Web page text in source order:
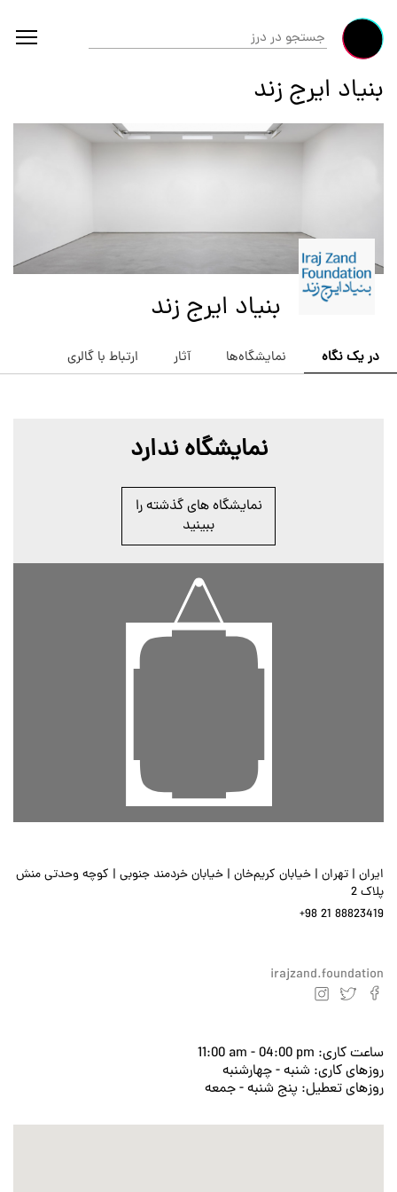
بنیاد ایرج زند
بنیاد ایرج زند
در یک نگاه نمایشگاه‌ها آثار ارتباط با گالری
نمایشگاه ندارد
نمایشگاه های گذشته را
ببینید
ایران | تهران | خیابان کریم‌خان | خیابان خردمند جنوبی | کوچه وحدتی منش
پلاک 2
+98 21 88823419
irajzand.foundation
ساعت کاری: 11:00 am - 04:00 pm
روزهای کاری: شنبه - چهارشنبه
روزهای تعطیل: پنج شنبه - جمعه